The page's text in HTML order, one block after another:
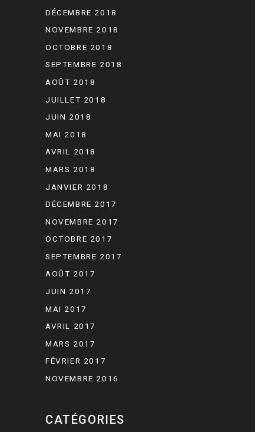
DÉCEMBRE 2018
NOVEMBRE 2018
OCTOBRE 2018
SEPTEMBRE 2018
AOÛT 2018
JUILLET 2018
JUIN 2018
MAI 2018
AVRIL 2018
MARS 2018
JANVIER 2018
DÉCEMBRE 2017
NOVEMBRE 2017
OCTOBRE 2017
SEPTEMBRE 2017
AOÛT 2017
JUIN 2017
MAI 2017
AVRIL 2017
MARS 2017
FÉVRIER 2017
NOVEMBRE 2016
CATÉGORIES